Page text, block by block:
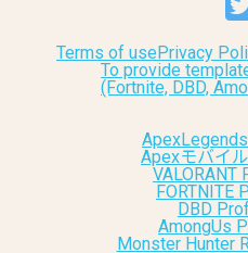
Terms of usePrivacy
To provide
(Fortnite, DBD,
Apexモバイ
VALORANT
FORTNITE
DBD
AmongUs
Monster Hunter